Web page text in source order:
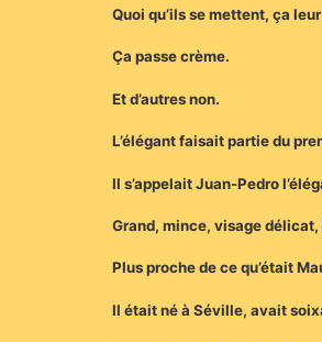
Quoi qu’ils se mettent, ça
Ça passe crème.
Et d’autres non.
L’élégant faisait partie du
Il s’appelait Juan-Pedro
Grand, mince, visage
Plus proche de ce qu’était
Il était né à Séville, avait